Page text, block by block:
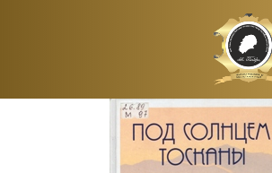
Здесь, в своем
итальянском доме, я вновь
испытала первичную
радость единения с